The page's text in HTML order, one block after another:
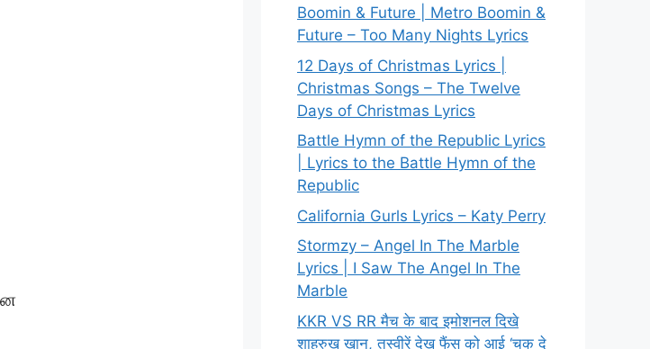
Boomin & Future | Metro Boomin &
Future – Too Many Nights Lyrics
12 Days of Christmas Lyrics |
Christmas Songs – The Twelve
Days of Christmas Lyrics
Battle Hymn of the Republic Lyrics
| Lyrics to the Battle Hymn of the
Republic
California Gurls Lyrics – Katy Perry
Stormzy – Angel In The Marble
Lyrics | I Saw The Angel In The
Marble
KKR VS RR मैच के बाद इमोशनल दिखे
शाहरुख खान, तस्वीरें देख फैंस को आई ‘चक दे